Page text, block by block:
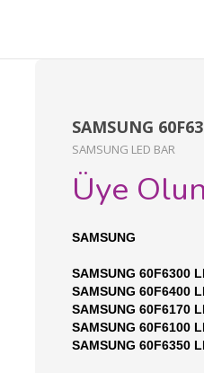
SAMSUNG
SAMSUNG LED BAR
Üye
SAMSUNG
SAMSUNG 60F6300
SAMSUNG 60F6400
SAMSUNG 60F6170
SAMSUNG 60F6100
SAMSUNG 60F6350